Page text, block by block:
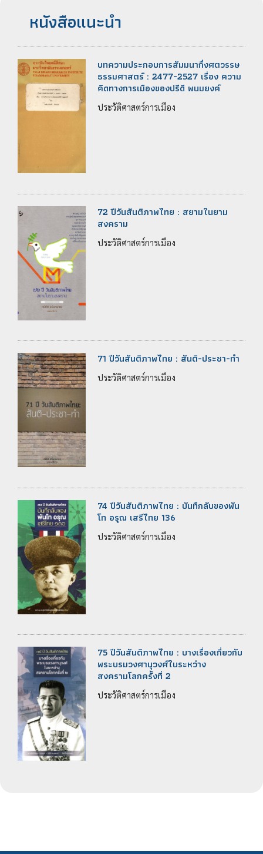
หนังสือแนะนำ
บทความประกอบการสัมมนากึ่งศตวรรษ
ธรรมศาสตร์ : 2477-2527 เรื่อง ความ
คิดทางการเมืองของปรีดี พนมยงค์
ประวัติศาสตร์การเมือง
72 ปีวันสันติภาพไทย : สยามในยาม
สงคราม
ประวัติศาสตร์การเมือง
71 ปีวันสันติภาพไทย : สันติ-ประชา-ทำ
ประวัติศาสตร์การเมือง
74 ปีวันสันติภาพไทย : บันทึกลับของพัน
โท อรุณ เสรีไทย 136
ประวัติศาสตร์การเมือง
75 ปีวันสันติภาพไทย : บางเรื่องเกี่ยวกับ
พระบรมวงศานุวงศ์ในระหว่าง
สงครามโลกครั้งที่ 2
ประวัติศาสตร์การเมือง